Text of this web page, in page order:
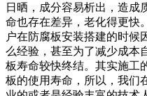
日晒，成分容易析出，造成
命也存在差异，老化得更快
户在防腐板安装搭建的时候
么经验，甚至为了减少成本
板寿命较快终结。其实施工
板的使用寿命，所以，我们